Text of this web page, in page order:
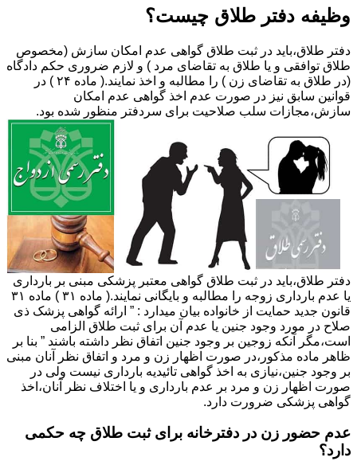
وظیفه دفتر طلاق چیست؟
دفتر طلاق،باید در ثبت طلاق گواهی عدم امکان سازش (مخصوص
طلاق توافقی و یا طلاق به تقاضای مرد ) و لازم ضروری حکم دادگاه
(در طلاق به تقاضای زن ) را مطالبه و اخذ نمایند.( ماده ۲۴ ) در
قوانین سابق نیز در صورت عدم اخذ گواهی عدم امکان
سازش،مجازات سلب صلاحیت برای سردفتر منظور شده بود.
دفتر طلاق،باید در ثبت طلاق گواهی معتبر پزشکی مبنی بر بارداری
یا عدم بارداری زوجه را مطالبه و بایگانی نمایند.( ماده ۳۱ ) ماده ۳۱
قانون جدید حمایت از خانواده بیان میدارد : ” ارائه گواهی پزشک ذی
صلاح در مورد وجود جنین یا عدم آن برای ثبت طلاق الزامی
است،مگر آنکه زوجین بر وجود جنین اتفاق نظر داشته باشند ” بنا بر
ظاهر ماده مذکور،در صورت اظهار زن و مرد و اتفاق نظر آنان مبنی
بر وجود جنین،نیازی به اخذ گواهی تائیدیه بارداری نیست ولی در
صورت اظهار زن و مرد بر عدم بارداری و یا اختلاف نظر آنان،اخذ
گواهی پزشکی ضرورت دارد.
عدم حضور زن در دفترخانه برای ثبت طلاق چه حکمی
دارد؟